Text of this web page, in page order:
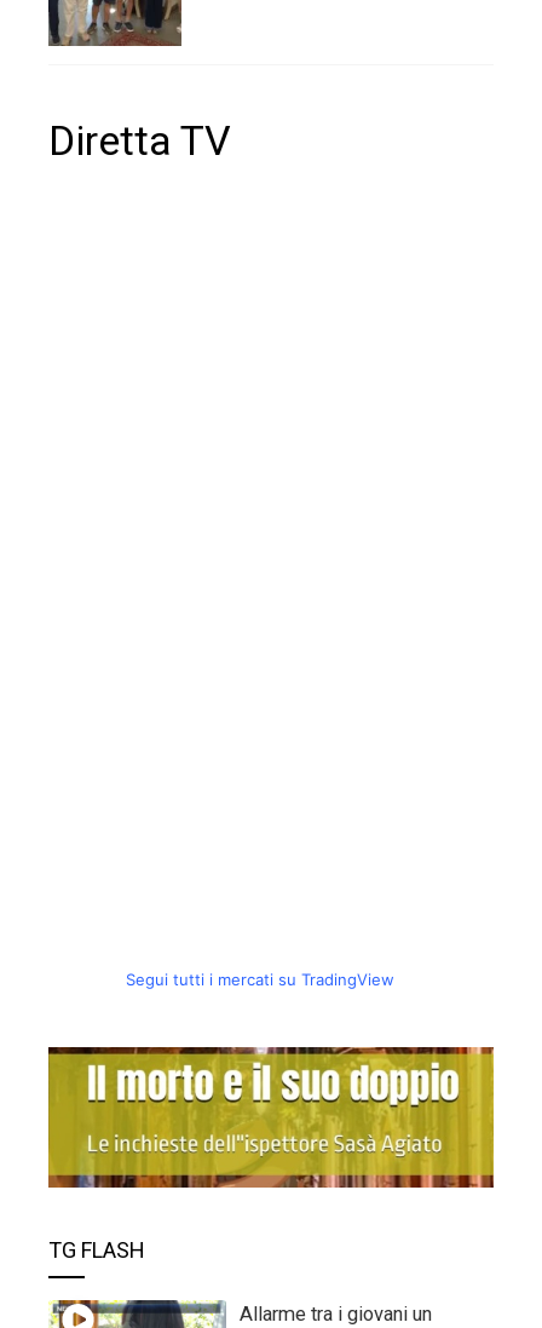
Diretta TV
Segui tutti i mercati su TradingView
TG FLASH
Allarme tra i giovani un